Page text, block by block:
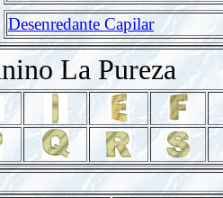
Desenredante Capilar
La Pureza